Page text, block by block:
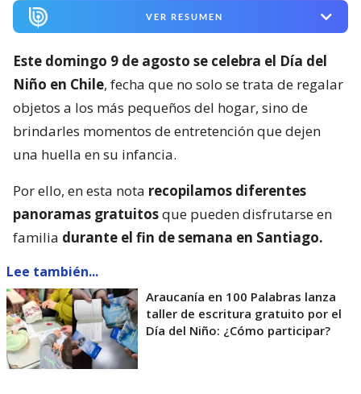
VER RESUMEN
Este domingo 9 de agosto se celebra el Día del
Niño en Chile, fecha que no solo se trata de regalar
objetos a los más pequeños del hogar, sino de
brindarles momentos de entretención que dejen
una huella en su infancia.
Por ello, en esta nota recopilamos diferentes
panoramas gratuitosque pueden disfrutarse en
familia durante el fin de semana en Santiago.
Lee también...
Araucanía en 100 Palabras lanza
taller de escritura gratuito por el
Día del Niño: ¿Cómo participar?